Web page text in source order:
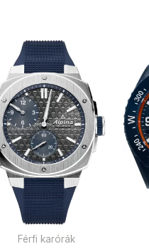
Férfi karórák